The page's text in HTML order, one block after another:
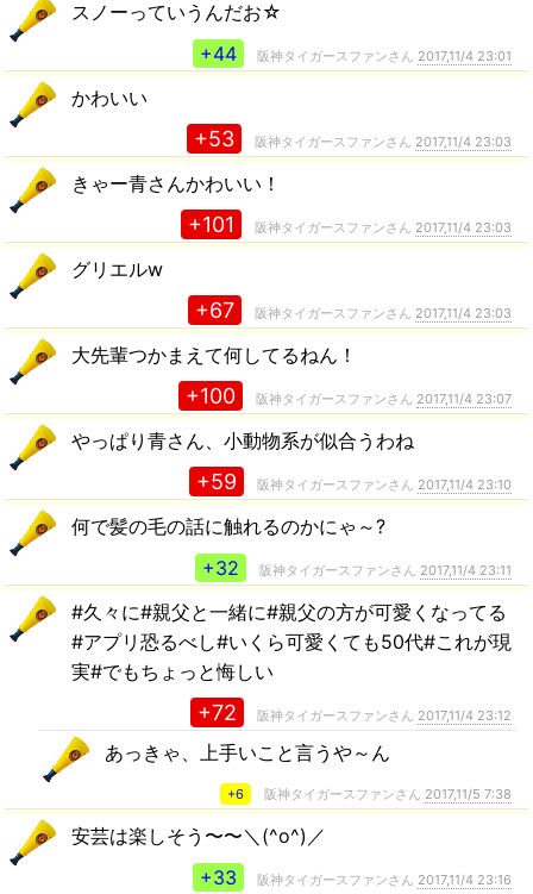
スノーっていうんだお☆
+44
阪神タイガースファンさん 2017,11/4 23:01
かわいい
+53 阪神タイガースファンさん 2017,11/4 23:03
きゃー青さんかわいい！
+101 阪神タイガースファンさん 2017,11/4 23:03
グリエルw
+67 阪神タイガースファンさん 2017,11/4 23:03
大先輩つかまえて何してるねん！
+100 阪神タイガースファンさん 2017,11/4 23:07
やっぱり青さん、小動物系が似合うわね
+59 阪神タイガースファンさん 2017,11/4 23:10
何で髪の毛の話に触れるのかにゃ～?
+32
阪神タイガースファンさん 2017,11/4 23:11
#久々に#親父と一緒に#親父の方が可愛くなってる
#アプリ恐るべし#いくら可愛くても50代#これが現
実#でもちょっと悔しい
+72 阪神タイガースファンさん 2017,11/4 23:12
あっきゃ、上手いこと言うや～ん
+6 阪神タイガースファンさん 2017,11/5 7:38
安芸は楽しそう〜〜＼(^o^)／
+33
阪神タイガースファンさん 2017,11/4 23:16